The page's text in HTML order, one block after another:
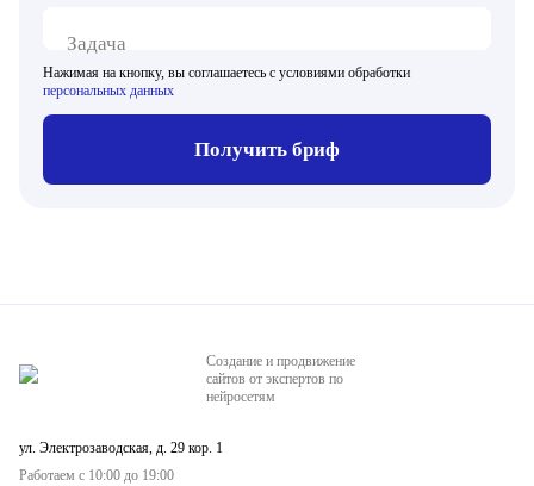
Задача
Нажимая на кнопку, вы соглашаетесь с условиями обработки
персональных данных
Получить бриф
Создание и продвижение
сайтов от экспертов по
нейросетям
ул. Электрозаводская, д. 29 кор. 1
Работаем с 10:00 до 19:00